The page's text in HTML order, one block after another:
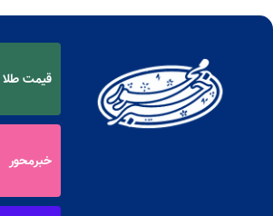
قیمت طلا
خبرمحور